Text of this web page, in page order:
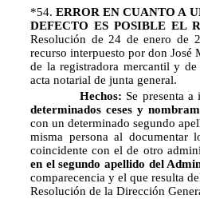
*54.ERROR EN CUANTO A
DEFECTO ES POSIBLE EL
Resolución de 24 de enero de
recurso interpuesto por don
de la registradora mercantil y
acta notarial de junta general.
Hechos: Se presenta
determinados ceses y
con un determinado segundo
misma persona al documentar
coincidente con el de otro
en el segundo apellido del
comparecencia y el que resulta
Resolución de la Dirección